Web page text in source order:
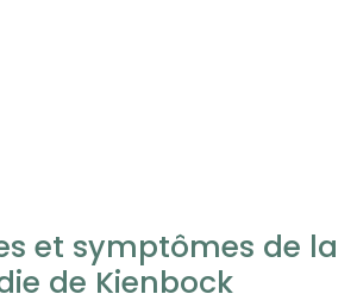
et symptômes de la
de Kienbock